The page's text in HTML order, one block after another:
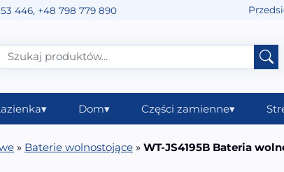
446, +48 798 779 890
▾ Dom▾ Części zamienne▾
» Baterie wolnostojące » WT-JS4195B Bateria